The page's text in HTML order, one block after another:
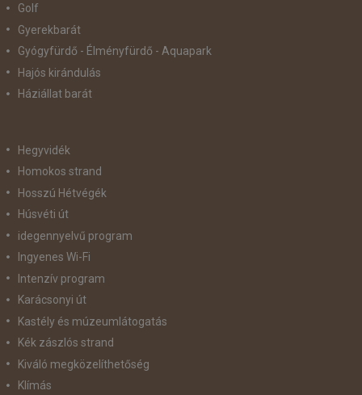
Golf
Gyerekbarát
Gyógyfürdő - Élményfürdő - Aquapark
Hajós kirándulás
Háziállat barát
Hegyvidék
Homokos strand
Hosszú Hétvégék
Húsvéti út
idegennyelvű program
Ingyenes Wi-Fi
Intenzív program
Karácsonyi út
Kastély és múzeumlátogatás
Kék zászlós strand
Kiváló megközelíthetőség
Klímás